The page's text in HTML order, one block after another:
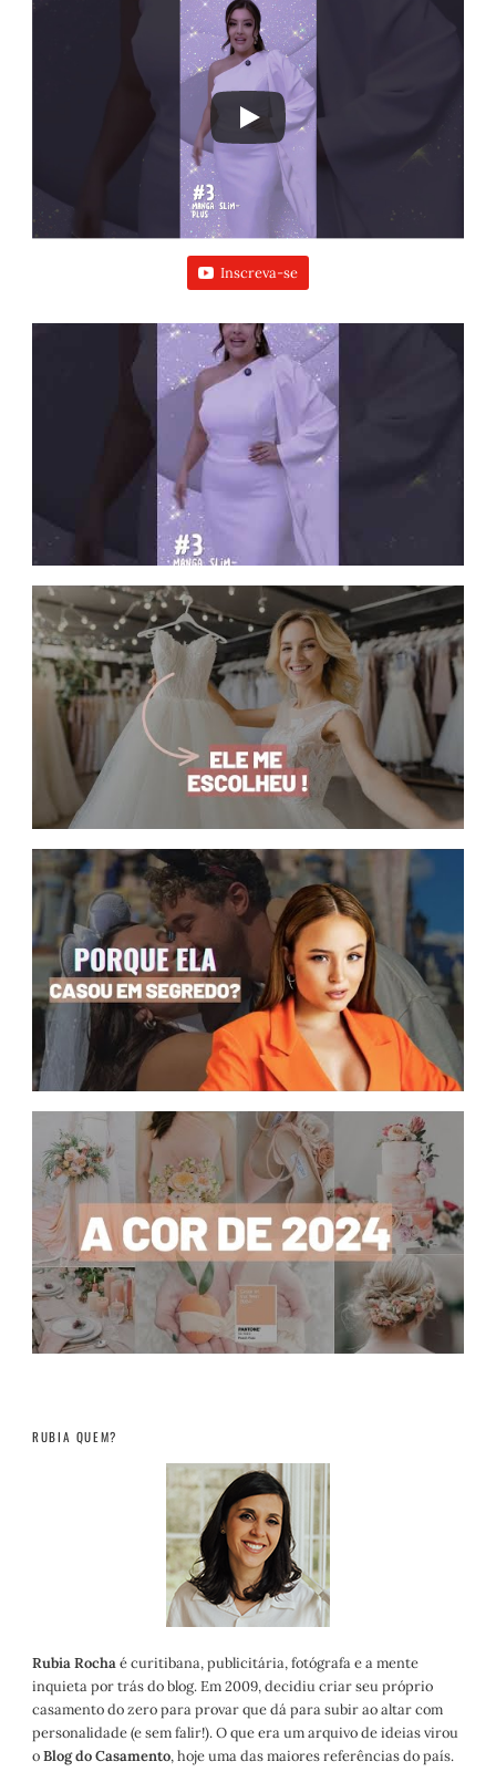
Inscreva-se
RUBIA QUEM?
Rubia Rochaé curitibana, publicitária, fotógrafa e a mente
inquieta por trás do blog. Em 2009, decidiu criar seu próprio
casamento do zero para provar que dá para subir ao altar com
personalidade (e sem falir!). O que era um arquivo de ideias virou
oBlog do Casamento, hoje uma das maiores referências do país.